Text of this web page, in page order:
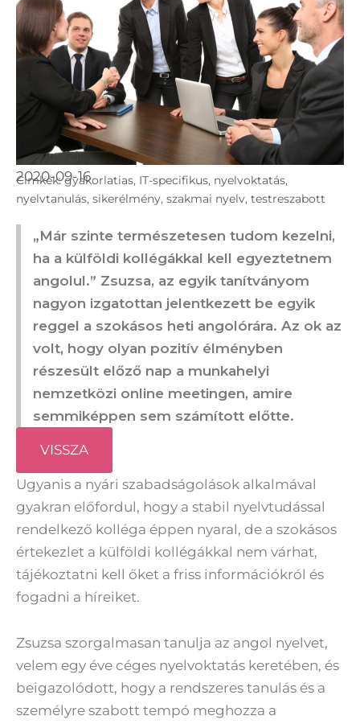
2020-09-16
Cimkék: gyakorlatias, IT-specifikus, nyelvoktatás,
nyelvtanulás, sikerélmény, szakmai nyelv, testreszabott
„Már szinte természetesen tudom kezelni,
ha a külföldi kollégákkal kell egyeztetnem
angolul.” Zsuzsa, az egyik tanítványom
nagyon izgatottan jelentkezett be egyik
reggel a szokásos heti angolórára. Az ok az
volt, hogy olyan pozitív élményben
részesült előző nap a munkahelyi
nemzetközi online meetingen, amire
semmiképpen sem számított előtte.
VISSZA
Ugyanis a nyári szabadságolások alkalmával
gyakran előfordul, hogy a stabil nyelvtudással
rendelkező kolléga éppen nyaral, de a szokásos
értekezlet a külföldi kollégákkal nem várhat,
tájékoztatni kell őket a friss információkról és
fogadni a híreiket.
Zsuzsa szorgalmasan tanulja az angol nyelvet,
velem egy éve céges nyelvoktatás keretében, és
beigazolódott, hogy a rendszeres tanulás és a
személyre szabott tempó meghozza a